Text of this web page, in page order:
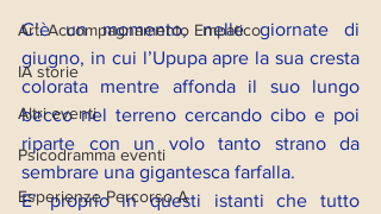
Art. Accompagnamento Empatico
IA storie
Altri eventi
Psicodramma eventi
Esperienze Percorso A
C’è un momento, nelle giornate di
giugno, in cui l’Upupa apre la sua cresta
colorata mentre affonda il suo lungo
becco nel terreno cercando cibo e poi
riparte con un volo tanto strano da
sembrare una gigantesca farfalla.
E’ proprio in questi istanti che tutto